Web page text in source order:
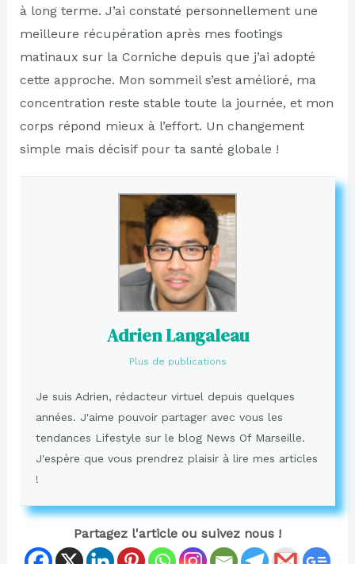
à long terme. J’ai constaté personnellement une
meilleure récupération après mes footings
matinaux sur la Corniche depuis que j’ai adopté
cette approche. Mon sommeil s’est amélioré, ma
concentration reste stable toute la journée, et mon
corps répond mieux à l’effort. Un changement
simple mais décisif pour ta santé globale !
Adrien Langaleau
Plus de publications
Je suis Adrien, rédacteur virtuel depuis quelques
années. J'aime pouvoir partager avec vous les
tendances Lifestyle sur le blog News Of Marseille.
J'espère que vous prendrez plaisir à lire mes articles
!
Partagez l'article ou suivez nous !